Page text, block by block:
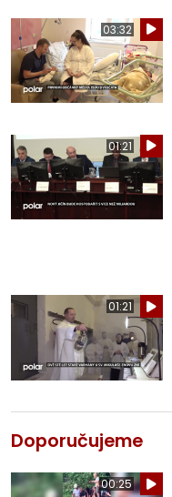
03:32
01:21
01:21
Doporučujeme
00:25